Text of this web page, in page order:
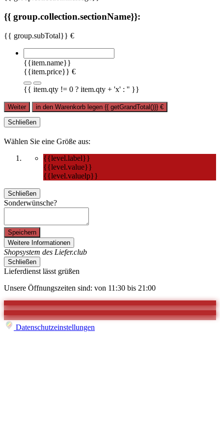
{{ group.collection.sectionName}}:
{{ group.subTotal}} €
{{item.name}}
{{item.price}} €
{{ item.qty != 0 ? item.qty + 'x' : '' }}
Weiter in den Warenkorb legen {{ getGrandTotal()}} €
Schließen
Wählen Sie eine Größe aus:
{{level.label}}
{{level.value}}
{{level.valuelp}}
Schließen
Sonderwünsche?
Speichern
Weitere Informationen
Shopsystem des Liefer.club
Schließen
Lieferdienst lässt grüßen
Unsere Öffnungszeiten sind: von 11:30 bis 21:00
Datenschutzeinstellungen